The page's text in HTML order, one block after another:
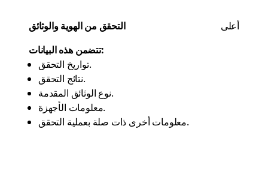
التحقق من الهوية والوثائق
أعلى
تتضمن هذه البيانات:
تواريخ التحقق.
نتائج التحقق.
نوع الوثائق المقدمة.
معلومات الأجهزة.
معلومات أخرى ذات صلة بعملية التحقق.